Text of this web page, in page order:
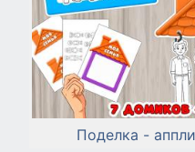
Поделка -